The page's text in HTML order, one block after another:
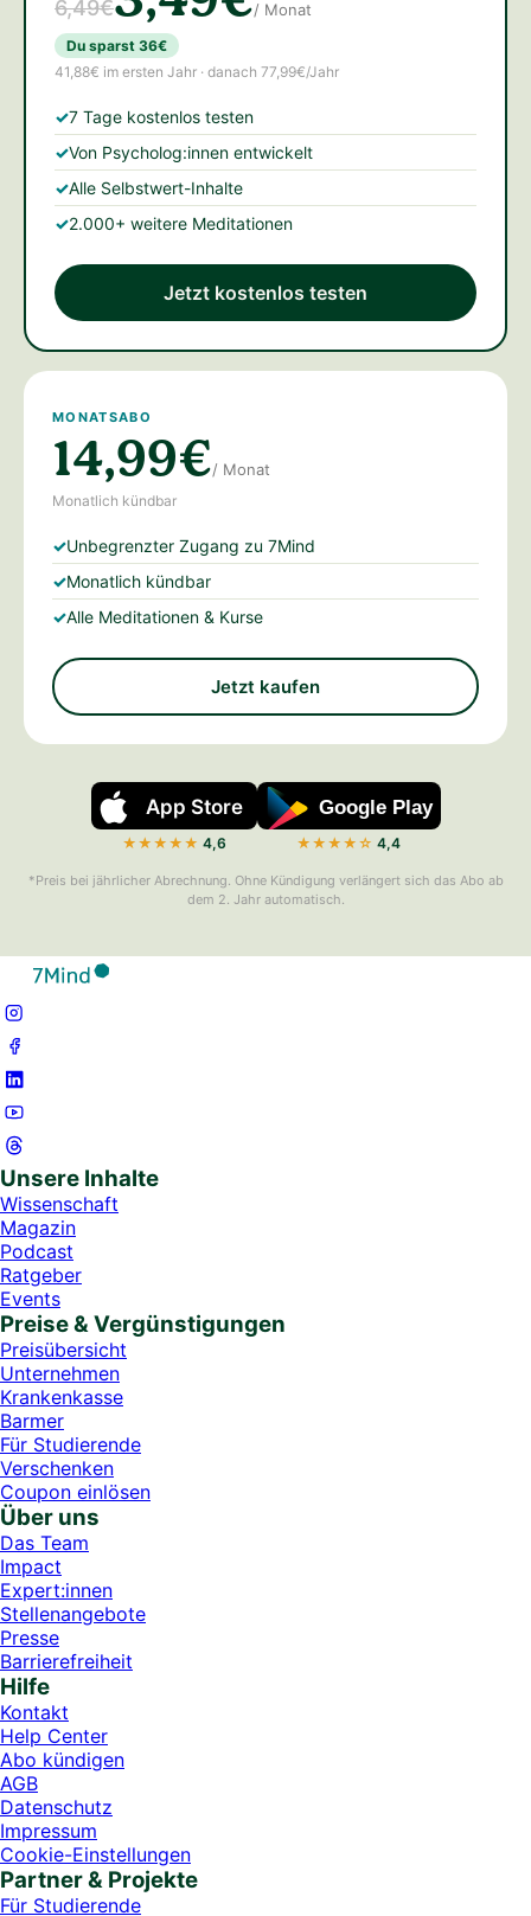
6,49€ / Monat
Du sparst 36€
41,88€ im ersten Jahr · danach 77,99€/Jahr
7 Tage kostenlos testen
Von Psycholog:innen entwickelt
Alle Selbstwert-Inhalte
2.000+ weitere Meditationen
Jetzt kostenlos testen
MONATSABO
14,99€/ Monat
Monatlich kündbar
Unbegrenzter Zugang zu 7Mind
Monatlich kündbar
Alle Meditationen & Kurse
Jetzt kaufen
App Store
★★★★★ 4,6
Google Play
★★★★☆ 4,4
*Preis bei jährlicher Abrechnung. Ohne Kündigung verlängert sich das Abo ab
dem 2. Jahr automatisch.
Unsere Inhalte
Wissenschaft
Magazin
Podcast
Ratgeber
Events
Preise & Vergünstigungen
Preisübersicht
Unternehmen
Krankenkasse
Barmer
Für Studierende
Ver­schen­ken
Coupon einlösen
Über uns
Das Team
Impact
Expert:innen
Stellenangebote
Presse
Barrierefreiheit
Hilfe
Kontakt
Help Center
Abo kündigen
AGB
Datenschutz
Impressum
Cookie-Einstellungen
Partner & Projekte
Für Stu­die­rende